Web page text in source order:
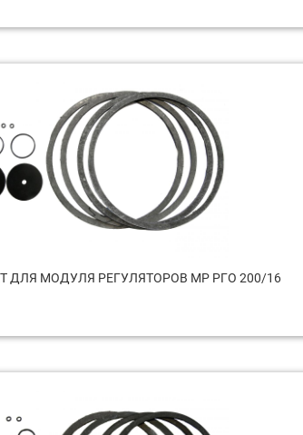
ДЛЯ МОДУЛЯ РЕГУЛЯТОРОВ МР РГО 200/16